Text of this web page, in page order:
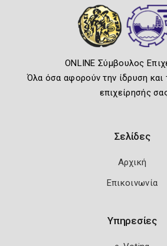
ONLINE Σύμβουλος
Όλα όσα αφορούν την ίδρυση και
επιχείρησής
Σελίδες
Αρχική
Επικοινωνία
Υπηρεσίες